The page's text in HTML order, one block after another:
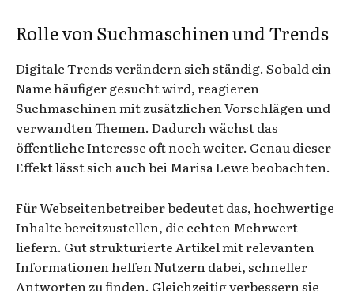
Rolle von Suchmaschinen und Trends
Digitale Trends verändern sich ständig. Sobald ein
Name häufiger gesucht wird, reagieren
Suchmaschinen mit zusätzlichen Vorschlägen und
verwandten Themen. Dadurch wächst das
öffentliche Interesse oft noch weiter. Genau dieser
Effekt lässt sich auch bei Marisa Lewe beobachten.
Für Webseitenbetreiber bedeutet das, hochwertige
Inhalte bereitzustellen, die echten Mehrwert
liefern. Gut strukturierte Artikel mit relevanten
Informationen helfen Nutzern dabei, schneller
Antworten zu finden. Gleichzeitig verbessern sie